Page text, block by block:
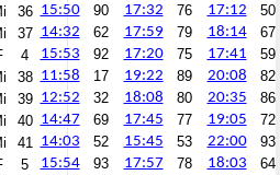
36 15:50 90 17:32 76 17:12
50
37 14:32 62 17:59 79 18:14
67
4 15:53 92 17:20 75 17:41
59
38 11:58 17 19:22 89 20:08
82
39 12:52 32 18:08 80 20:35
86
40 14:47 69 17:45 77 19:05
72
41 14:03 52 15:45 53 22:00
93
5 15:54 93 17:57 78 18:03
64